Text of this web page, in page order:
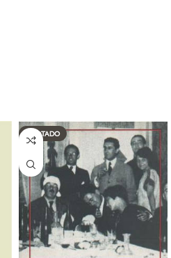
AGOTADO